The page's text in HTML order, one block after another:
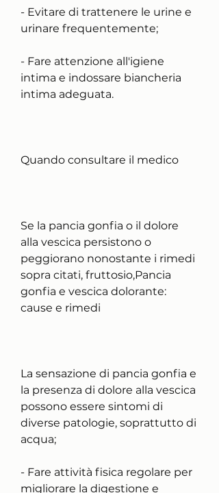
- Evitare di trattenere le urine e
urinare frequentemente;
- Fare attenzione all'igiene
intima e indossare biancheria
intima adeguata.
Quando consultare il medico
Se la pancia gonfia o il dolore
alla vescica persistono o
peggiorano nonostante i rimedi
sopra citati, fruttosio,Pancia
gonfia e vescica dolorante:
cause e rimedi
La sensazione di pancia gonfia e
la presenza di dolore alla vescica
possono essere sintomi di
diverse patologie, soprattutto di
acqua;
- Fare attività fisica regolare per
migliorare la digestione e